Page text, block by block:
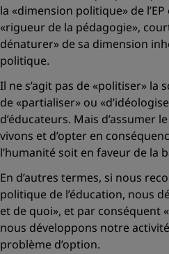
la «dimension politique» de
«rigueur de la pédagogie»,
dénaturer» de sa dimension
politique.
Il ne s’agit pas de«politiser» la
de«partialiser» ou
d’éducateurs. Mais d’assumer
vivons et d’opter en
l’humanité soit en faveur de la
En d’autres termes, si nous
politique de l’éducation, nous
et de quoi», et par conséquent
nous développons notre activité
problème d’option.